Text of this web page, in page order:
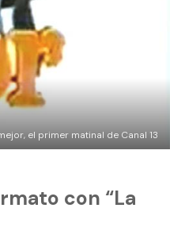
el primer matinal de Canal 13
con “La